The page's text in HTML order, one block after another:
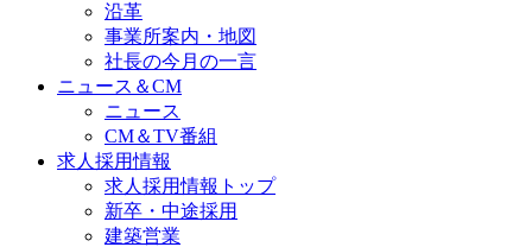
沿革
事業所案内・地図
社長の今月の一言
ニュース＆CM
ニュース
CM＆TV番組
求人採用情報
求人採用情報トップ
新卒・中途採用
建築営業